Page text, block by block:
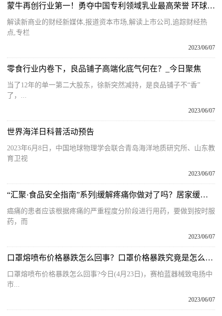
蒙牛再创行业第一！勇夺中国专利领域乳业最高荣誉 环球看点
解读新商业的财经新媒体,报道资本市场,解读上市公司,追踪财经热
点,专栏
2023/06/07
零食行业内卷下，良品铺子高端化底气何在？_今日聚焦
当了12年的单一第二大股东，徐新突然减持，是良品铺子不“香”
了，...
2023/06/07
世界海洋日科普活动预告
2023年6月8日，中国地球物理学会联合青岛海洋地质研究所、山东教
育卫视
2023/06/07
“汇聚·食品安全指南”系列|缓解疼痛你做对了吗？居家缓解疼痛有妙招 焦点要闻
癌痛的患者应该根据疼痛的严重程度分阶段进行用药，要做到按时服
药，而
2023/06/07
口罩熔喷布价格暴跌怎么回事？口罩价格暴跌究竟是怎么一回事？
口罩熔喷布价格暴跌怎么回事?今日(4月23日)，赛柏蓝器械致电扬中
市...
2023/06/07